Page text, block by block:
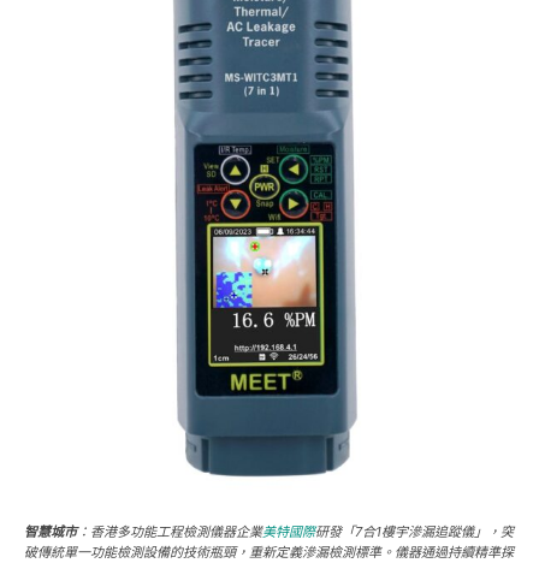
智慧城市：香港多功能工程檢測儀器企業美特國際研發「7合1樓宇滲漏追蹤儀」，突
破傳統單一功能檢測設備的技術瓶頸，重新定義滲漏檢測標準。儀器通過持續精準探